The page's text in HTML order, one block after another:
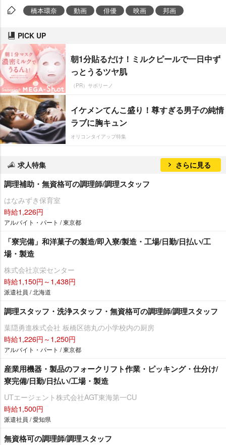
橋本環奈 動画 俳優 映画 邦画
PICK UP
朝1分貼るだけ！ミルクピールで一日中ず
っとうるツヤ肌
（PR）サボリーノ
イケメンてんこ盛り！尊すぎる男子の純情
ラブに胸キュン
オリコンタイアップ特集
求人特集 さらに見る
調理補助・無資格可の調理師/調理スタッフ
はなみずき保育室
時給1,226円
アルバイト・パート / 東京都
「寮完備」和洋菓子の製造/即入寮/製造・工場/日勤/日払い/工
場・製造
株式会社京栄センター
時給1,150円～1,438円
派遣社員 / 北海道
調理スタッフ・洗浄スタッフ・無資格可の調理師/調理スタッフ
葉隠勇進株式会社 板橋区徳丸の小学校内の厨房
時給1,226円～1,250円
アルバイト・パート / 東京都
産業用機器・製品のフォークリフト作業・ピッキング・仕分け/
寮完備/日勤/日払い/工場・製造
UTエージェント株式会社AGT東海第一CU
時給1,500円
派遣社員 / 愛知県
無資格可の調理師/調理スタッフ